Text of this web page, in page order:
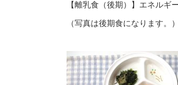
【離乳食（後期）】エネル
（写真は後期食になります。）